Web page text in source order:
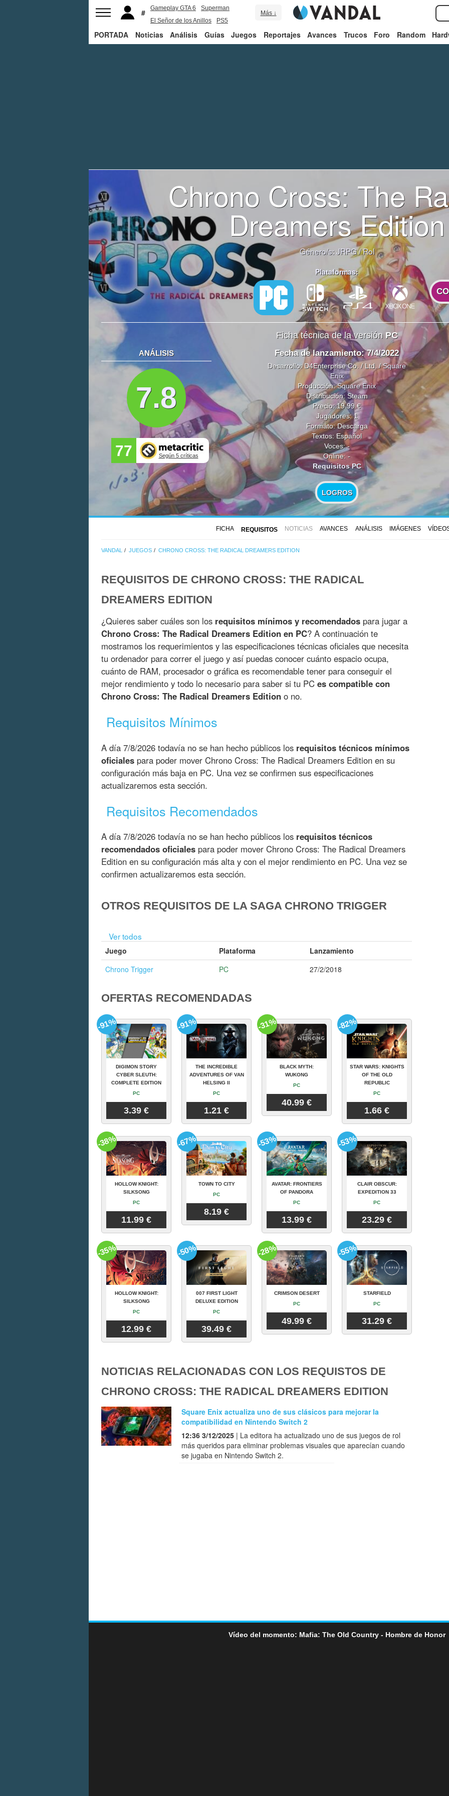
Gameplay GTA 6
Superman
El Señor de los Anillos
PS5
Más ↓
PORTADA Noticias Análisis Guías Juegos Reportajes Avances Trucos Foro Random
Chrono Cross: The
Dreamers Edition
Género/s:JRPG/Rol
Plataformas:
Ficha técnica de la versión PC
ANÁLISIS
7.8
77 Según 5 críticas
Fecha de lanzamiento: 7/4/2022
Desarrollo: D4Enterprise Co. / Ltd. /Square
Enix
Producción:Square Enix
Distribución: Steam
Precio: 19.99 €
Jugadores: 1
Formato: Descarga
Textos: Español
Voces: -
Online: -
Requisitos PC
LOGROS
FICHA REQUISITOS NOTICIAS AVANCES ANÁLISIS IMÁGENES
VANDAL JUEGOS CHRONO CROSS: THE RADICAL DREAMERS EDITION
REQUISITOS DE CHRONO CROSS: THE RADICAL
DREAMERS EDITION
¿Quieres saber cuáles son los requisitos mínimos y recomendados para jugar a
Chrono Cross: The Radical Dreamers Edition en PC? A continuación te
mostramos los requerimientos y las especificaciones técnicas oficiales que necesita
tu ordenador para correr el juego y así puedas conocer cuánto espacio ocupa,
cuánto de RAM, procesador o gráfica es recomendable tener para conseguir el
mejor rendimiento y todo lo necesario para saber si tu PC es compatible con
Chrono Cross: The Radical Dreamers Edition o no.
Requisitos Mínimos
A día 7/8/2026 todavía no se han hecho públicos los requisitos técnicos mínimos
oficiales para poder mover Chrono Cross: The Radical Dreamers Edition en su
configuración más baja en PC. Una vez se confirmen sus especificaciones
actualizaremos esta sección.
Requisitos Recomendados
A día 7/8/2026 todavía no se han hecho públicos los requisitos técnicos
recomendados oficiales para poder mover Chrono Cross: The Radical Dreamers
Edition en su configuración más alta y con el mejor rendimiento en PC. Una vez se
confirmen actualizaremos esta sección.
OTROS REQUISITOS DE LA SAGA CHRONO TRIGGER
Ver todos
Juego Plataforma
Lanzamiento
Chrono Trigger
PC 27/2/2018
OFERTAS RECOMENDADAS
DIGIMON STORY
CYBER SLEUTH:
COMPLETE EDITION
PC
3.39 €
-91%
THE INCREDIBLE
ADVENTURES OF VAN
HELSING II
PC
1.21 €
-91%
BLACK MYTH:
WUKONG
PC
40.99 €
-31%
STAR WARS: KNIGHTS
OF THE OLD
REPUBLIC
PC
1.66 €
-82%
HOLLOW KNIGHT:
SILKSONG
PC
11.99 €
-38%
TOWN TO CITY
PC
8.19 €
-67%
AVATAR: FRONTIERS
OF PANDORA
PC
13.99 €
-53%
CLAIR OBSCUR:
EXPEDITION 33
PC
23.29 €
-53%
HOLLOW KNIGHT:
SILKSONG
PC
12.99 €
-35%
007 FIRST LIGHT
DELUXE EDITION
PC
39.49 €
-50%
CRIMSON DESERT
PC
49.99 €
-28%
STARFIELD
PC
31.29 €
-55%
NOTICIAS RELACIONADAS CON LOS REQUISTOS DE
CHRONO CROSS: THE RADICAL DREAMERS EDITION
Square Enix actualiza uno de sus clásicos para mejorar la
compatibilidad en Nintendo Switch 2
12:36 3/12/2025 | La editora ha actualizado uno de sus juegos de rol
más queridos para eliminar problemas visuales que aparecían cuando
se jugaba en Nintendo Switch 2.
Vídeo del momento: Mafia: The Old Country - Hombre de Honor